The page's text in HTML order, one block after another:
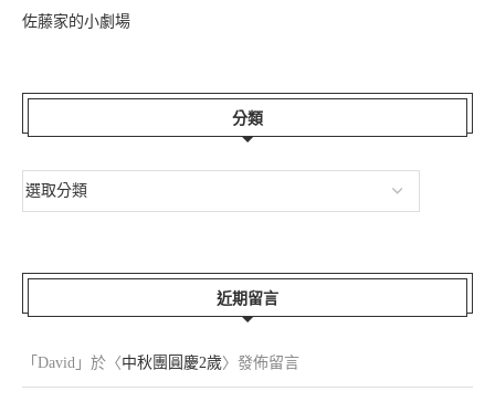
佐藤家的小劇場
分類
近期留言
「 David 」於〈中秋團圓慶2歲〉發佈留言